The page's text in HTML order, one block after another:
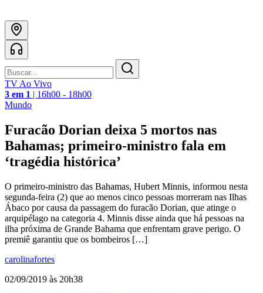
TV Ao Vivo
3 em 1 | 16h00 - 18h00
Mundo
Furacão Dorian deixa 5 mortos nas
Bahamas; primeiro-ministro fala em
‘tragédia histórica’
O primeiro-ministro das Bahamas, Hubert Minnis, informou nesta
segunda-feira (2) que ao menos cinco pessoas morreram nas Ilhas
Ábaco por causa da passagem do furacão Dorian, que atinge o
arquipélago na categoria 4. Minnis disse ainda que há pessoas na
ilha próxima de Grande Bahama que enfrentam grave perigo. O
premiê garantiu que os bombeiros […]
carolinafortes
02/09/2019 às 20h38